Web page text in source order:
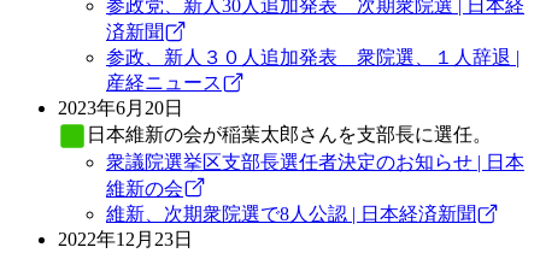
参政党、新人30人追加発表 次期衆院選 | 日本経
済新聞
参政、新人３０人追加発表 衆院選、１人辞退 |
産経ニュース
2023年6月20日
日本維新の会が稲葉太郎さんを支部長に選任。
衆議院選挙区支部長選任者決定のお知らせ | 日本
維新の会
維新、次期衆院選で8人公認 | 日本経済新聞
2022年12月23日